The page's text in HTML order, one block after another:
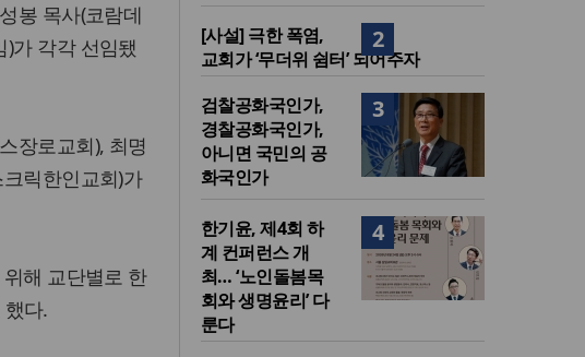
봉 목사(코람데
가 각각 선임됐
장로교회), 최명
릭한인교회)가
해 교단별로 한
다.
2
[사설] 극한 폭염,
교회가 ‘무더위 쉼터’ 되어주자
3
검찰공화국인가,
경찰공화국인가,
아니면 국민의 공
화국인가
4
한기윤, 제4회 하
계 컨퍼런스 개
최… ‘노인돌봄목
회와 생명윤리’ 다
룬다